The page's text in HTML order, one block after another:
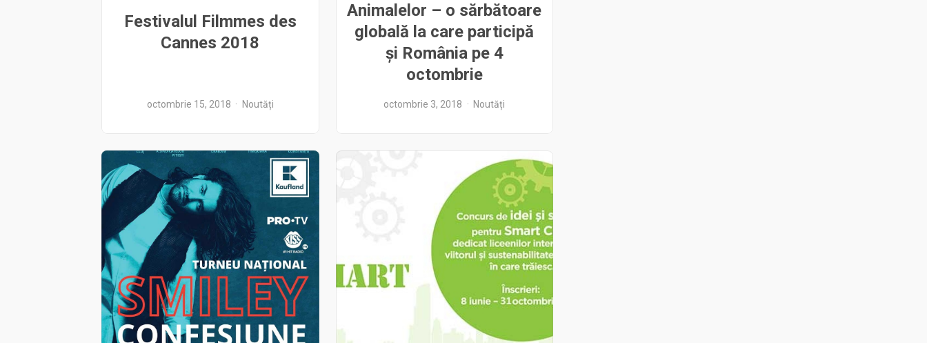
Festivalul Filmmes des
Cannes 2018
octombrie 15, 2018 Noutăți
Animalelor – o sărbătoare
globală la care participă
şi România pe 4
octombrie
octombrie 3, 2018 Noutăți